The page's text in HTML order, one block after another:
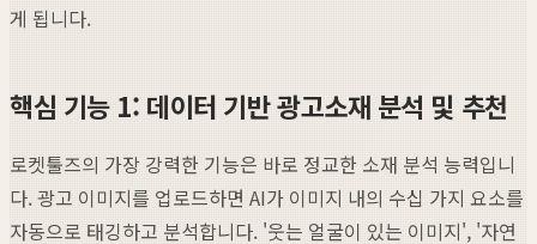
게 됩니다.
핵심 기능 1: 데이터 기반 광고소재 분석 및 추천
로켓툴즈의 가장 강력한 기능은 바로 정교한 소재 분석 능력입니
다. 광고 이미지를 업로드하면 AI가 이미지 내의 수십 가지 요소를
자동으로 태깅하고 분석합니다. '웃는 얼굴이 있는 이미지', '자연